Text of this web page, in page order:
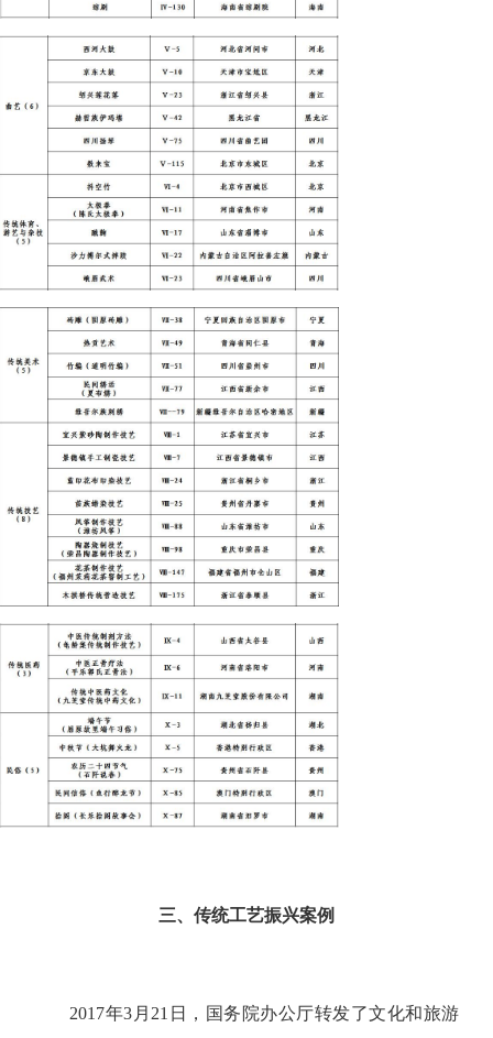
三、传统工艺振兴案例
2017年3月21日，国务院办公厅转发了文化和旅游